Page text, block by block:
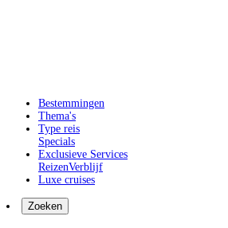
Bestemmingen
Thema's
Type reis
Specials
Exclusieve Services
ReizenVerblijf
Luxe cruises
Zoeken